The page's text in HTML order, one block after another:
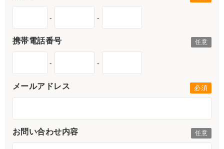
- -
携帯電話番号
- -
メールアドレス
お問い合わせ内容